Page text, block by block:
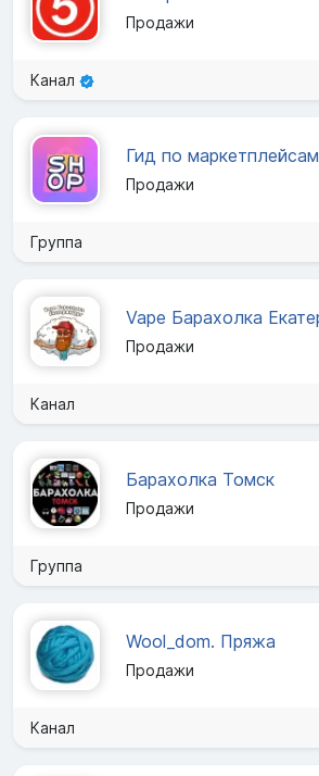
Продажи
Канал
Гид по маркетплейсам
Продажи
Группа
Продажи
Канал
Барахолка Томск
Продажи
Группа
Wool_dom. Пряжа
Продажи
Канал